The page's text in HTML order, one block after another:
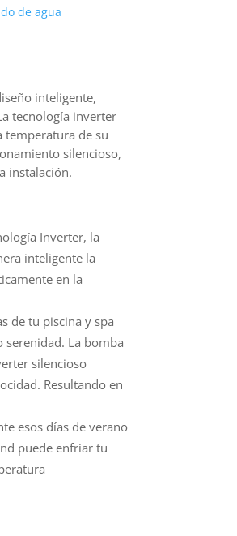
de agua
inteligente,
tecnología inverter
temperatura de su
silencioso,
instalación.
Inverter, la
inteligente la
en la
de tu piscina y spa
serenidad. La bomba
silencioso
Resultando en
esos días de verano
puede enfriar tu